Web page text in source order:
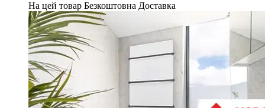
На цей товар Безкоштовна Доставка